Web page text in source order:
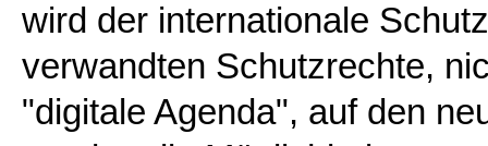
wird der internationale
verwandten Schutzrechte,
"digitale Agenda", auf den